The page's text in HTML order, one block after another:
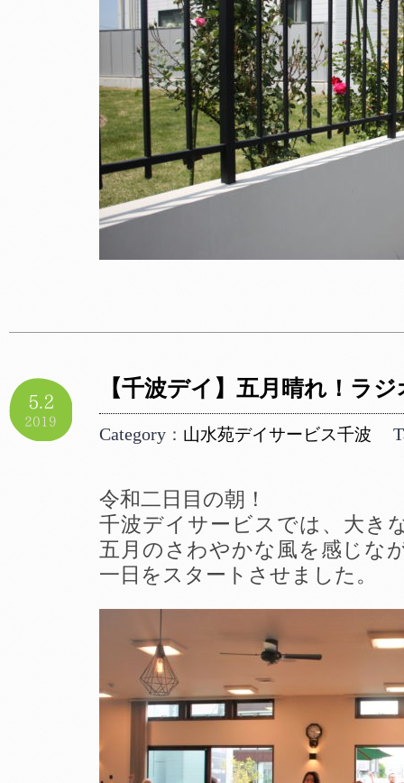
5.2
2019
【千波デイ】五月晴れ！ラ
Category ： 山水苑デイサービス千波
令和二日目の朝！
千波デイサービスでは、大き
五月のさわやかな風を感じな
一日をスタートさせました。